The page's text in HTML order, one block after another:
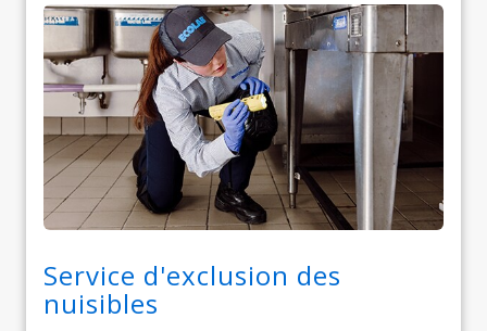
Service d'exclusion des
nuisibles